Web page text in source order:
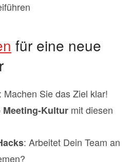
für eine neue
: Machen Sie das Ziel klar!
Meeting-Kultur mit diesen
: Arbeitet Dein Team an